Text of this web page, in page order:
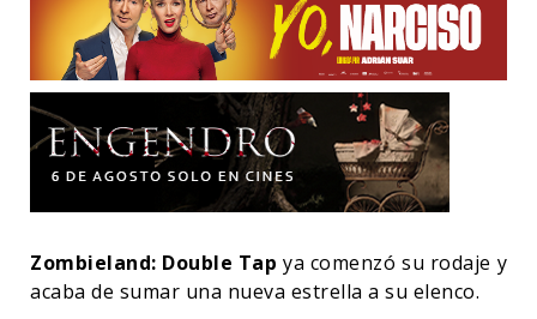
Zombieland: Double Tapya comenzó su rodaje y
acaba de sumar una nueva estrella a su elenco.